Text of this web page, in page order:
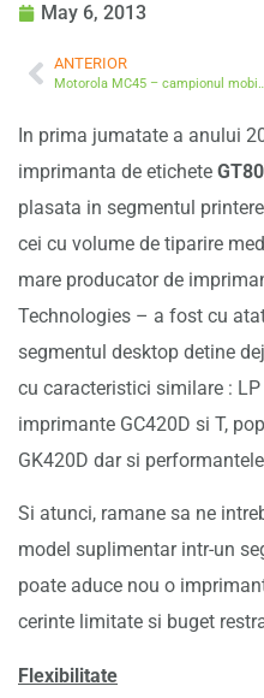
May 6, 2013
ANTERIOR
Motorola MC45
In prima jumatate a anului
imprimanta de etichete
plasata in segmentul
cei cu volume de tiparire
mare producator de
Technologies – a fost cu
segmentul desktop detine
cu caracteristici similare :
imprimante GC420D si T,
GK420D dar si
Si atunci, ramane sa ne
model suplimentar intr-un
poate aduce nou o
cerinte limitate si buget
Flexibilitate